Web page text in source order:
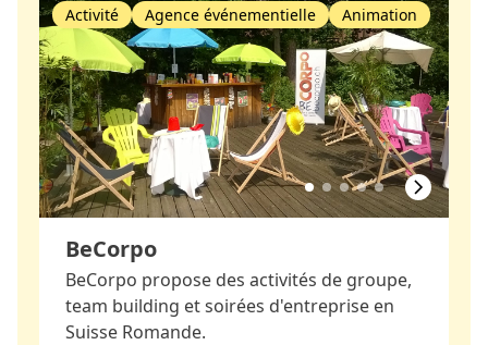
BeCorpo
Activité Agence événementielle Animation
BeCorpo propose des activités de groupe,
team building et soirées d'entreprise en
Suisse Romande.